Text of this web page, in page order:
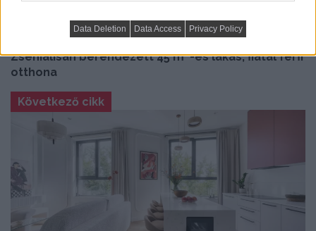
Data Deletion Data Access Privacy Policy
Zseniálisan berendezett 45 m²-es lakás, fiatal férfi
otthona
Következő cikk